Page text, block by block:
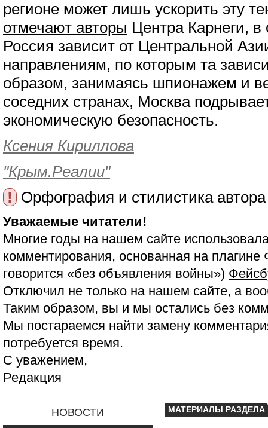
регионе может лишь ускорить эту
отмечают авторы Центра Карнеги, в
Россия зависит от Центральной
направлениям, по которым та
образом, занимаясь шпионажем и
соседних странах, Москва
экономическую безопасность.
Ксения Кириллова
"Крым.Реалии"
!
Орфография и стилистика
Уважаемые читатели!
Многие годы на нашем сайте
комментирования, основанная на
говорится «без объявления войны»)
Отключил не только на нашем сайте, а
Таким образом, вы и мы остались без
Мы постараемся найти замену
потребуется время.
С уважением,
Редакция
НОВОСТИ МАТЕРИАЛЫ РАЗДЕЛА